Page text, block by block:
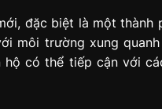
đặc biệt là một thành
môi trường xung
có thể tiếp cận với